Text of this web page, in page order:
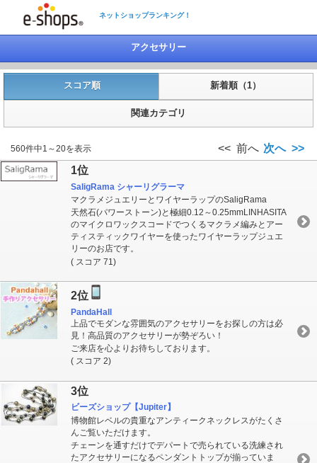
ネットショップランキング！
アクセサリー
スコア順 新着順（1）
関連カテゴリ
560件中1～20を表示 << 前へ 次へ >>
1位
SaligRama シャーリグラーマ
マクラメジュエリーとワイヤーラップのSaligRama
天然石(パワーストーン)と極細0.12～0.25mmLINHASITA
のマイクロワックスコードでつくるマクラメ編みとアー
ティスティックワイヤーを使ったワイヤーラップジュエ
リーのお店です。
( スコア 71)
2位
PandaHall
上品でモダンな雰囲気のアクセサリーをお探しの方は必
見！高品質のアクセサリーが勢ぞろい！
ご来店を心よりお待ちしております。
( スコア 2)
3位
ビーズショップ【Jupiter】
博物館レベルの貴重なアンティークネックレスがたくさ
んご覧いただけます。
チェーンを通すだけでデパートで売られている洗練され
たアクセサリーになるペンダントトップが揃っていま